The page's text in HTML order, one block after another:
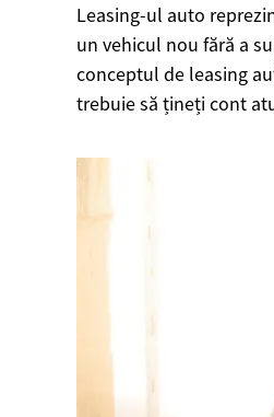
Leasing-ul auto
un vehicul nou fără a
conceptul de leasing
trebuie să țineți cont